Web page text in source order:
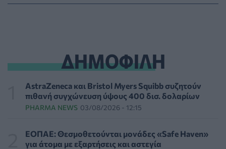
Γεωργιάδης: «Δεν έπεσε η ψευδοροφή στα ΤΕΠ του
Νοσοκομείου Κορίνθου, την ξήλωσαν»
ΠΟΛΙΤΙΚΉ ΥΓΕΊΑΣ 05/08/2026 - 21:53
Ιαπωνικό θαύμα κατά της περιοδοντίτιδας:
βακτήριο-«κλειδί»
ΥΓΕΊΑ 05/08/2026 - 21:17
ΔΗΜΟΦΙΛΗ
AstraZeneca και Bristol Myers Squibb συζητούν
πιθανή συγχώνευση ύψους 400 δισ. δολαρίων
PHARMA NEWS 03/08/2026 - 12:15
ΕΟΠΑΕ: Θεσμοθετούνται μονάδες «Safe Haven»
για άτομα με εξαρτήσεις και αστεγία